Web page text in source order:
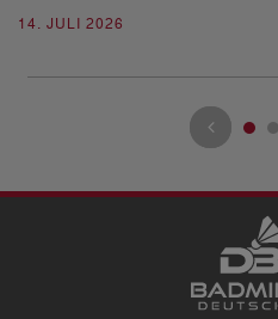
14. JULI 2026